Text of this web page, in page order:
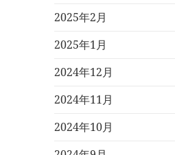
2025年2月
2025年1月
2024年12月
2024年11月
2024年10月